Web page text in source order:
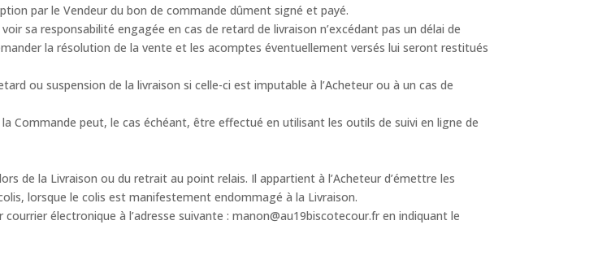
par le Vendeur du bon de commande dûment signé et payé.
sa responsabilité engagée en cas de retard de livraison n’excédant pas un délai de
la résolution de la vente et les acomptes éventuellement versés lui seront restitués
ou suspension de la livraison si celle-ci est imputable à l’Acheteur ou à un cas de
Commande peut, le cas échéant, être effectué en utilisant les outils de suivi en ligne de
de la Livraison ou du retrait au point relais. Il appartient à l’Acheteur d’émettre les
lorsque le colis est manifestement endommagé à la Livraison.
électronique à l’adresse suivante : manon@au19biscotecour.fr en indiquant le